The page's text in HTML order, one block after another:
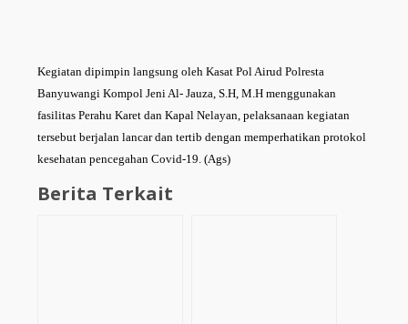
Kegiatan dipimpin langsung oleh Kasat Pol Airud Polresta
Banyuwangi Kompol Jeni Al- Jauza, S.H, M.H menggunakan
fasilitas Perahu Karet dan Kapal Nelayan, pelaksanaan kegiatan
tersebut berjalan lancar dan tertib dengan memperhatikan protokol
kesehatan pencegahan Covid-19. (Ags)
Berita Terkait